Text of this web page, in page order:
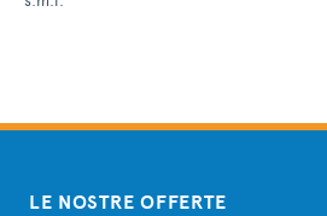
LE NOSTRE OFFERTE